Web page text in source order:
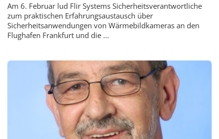
Am 6. Februar lud Flir Systems ­Sicherheitsverantwortliche
zum praktischen Erfahrungsaustausch über
Sicherheitsanwendungen von Wärmebildkameras an den
Flug­hafen Frankfurt und die ...